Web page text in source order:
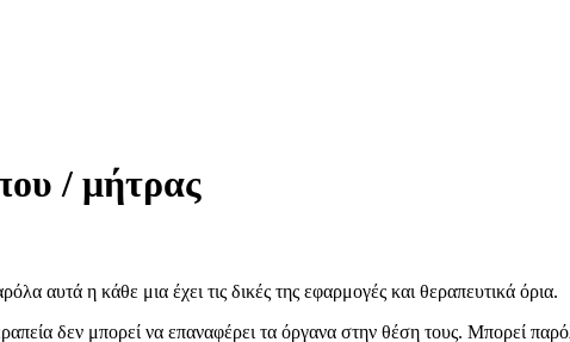
/ μήτρας
αυτά η κάθε μια έχει τις δικές της εφαρμογές και θεραπευτικά όρια.
δεν μπορεί να επαναφέρει τα όργανα στην θέση τους. Μπορεί